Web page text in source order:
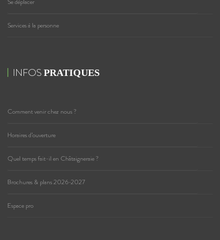
Services à la personne
INFOS PRATIQUES
Comment venir chez nous ?
Horaires d’ouverture
Quel temps fait-il en Châtaigneraie ?
Brochures & plans 2026-2027
Espace pro